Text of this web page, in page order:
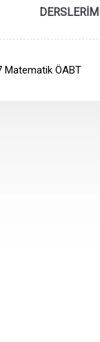
DERSLERİM
Matematik ÖABT